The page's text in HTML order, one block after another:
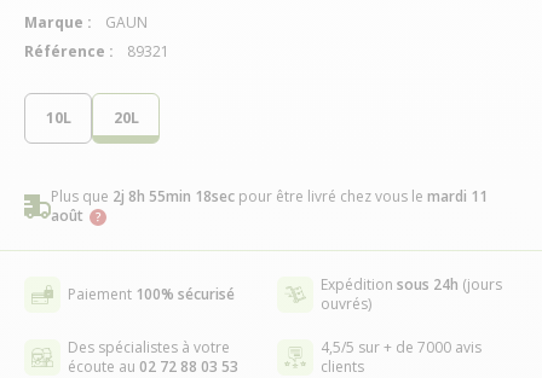
10L 20L
Plus que 2j 8h 55min 18sec pour être livré chez vous le mardi 11
août
Paiement 100% sécurisé Expédition sous 24h (jours
ouvrés)
Des spécialistes à votre
écoute au 02 72 88 03 53
4,5/5 sur + de 7000 avis
clients
Marque :
GAUN
Référence :
89321